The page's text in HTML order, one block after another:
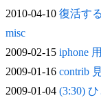
2010-04-10 復活す
misc
2009-02-15 iphone
2009-01-16 contrib
2009-01-04 (3:30)